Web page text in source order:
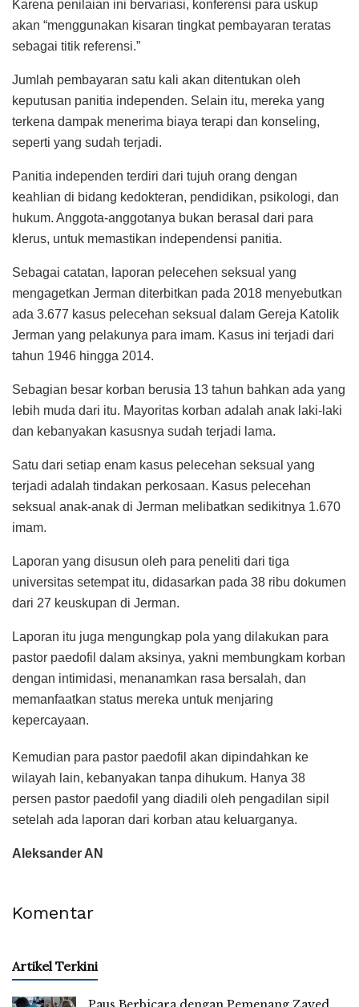
Karena penilaian ini bervariasi, konferensi para uskup
akan “menggunakan kisaran tingkat pembayaran teratas
sebagai titik referensi.”
Jumlah pembayaran satu kali akan ditentukan oleh
keputusan panitia independen. Selain itu, mereka yang
terkena dampak menerima biaya terapi dan konseling,
seperti yang sudah terjadi.
Panitia independen terdiri dari tujuh orang dengan
keahlian di bidang kedokteran, pendidikan, psikologi, dan
hukum. Anggota-anggotanya bukan berasal dari para
klerus, untuk memastikan independensi panitia.
Sebagai catatan, laporan pelecehen seksual yang
mengagetkan Jerman diterbitkan pada 2018 menyebutkan
ada 3.677 kasus pelecehan seksual dalam Gereja Katolik
Jerman yang pelakunya para imam. Kasus ini terjadi dari
tahun 1946 hingga 2014.
Sebagian besar korban berusia 13 tahun bahkan ada yang
lebih muda dari itu. Mayoritas korban adalah anak laki-laki
dan kebanyakan kasusnya sudah terjadi lama.
Satu dari setiap enam kasus pelecehan seksual yang
terjadi adalah tindakan perkosaan. Kasus pelecehan
seksual anak-anak di Jerman melibatkan sedikitnya 1.670
imam.
Laporan yang disusun oleh para peneliti dari tiga
universitas setempat itu, didasarkan pada 38 ribu dokumen
dari 27 keuskupan di Jerman.
Laporan itu juga mengungkap pola yang dilakukan para
pastor paedofil dalam aksinya, yakni membungkam korban
dengan intimidasi, menanamkan rasa bersalah, dan
memanfaatkan status mereka untuk menjaring
kepercayaan.
Kemudian para pastor paedofil akan dipindahkan ke
wilayah lain, kebanyakan tanpa dihukum. Hanya 38
persen pastor paedofil yang diadili oleh pengadilan sipil
setelah ada laporan dari korban atau keluarganya.
Aleksander AN
Komentar
Artikel Terkini